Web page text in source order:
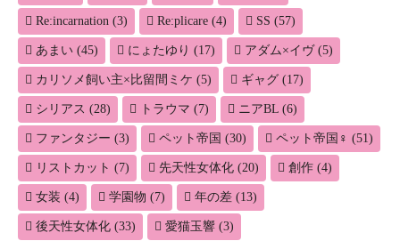
Re:incarnation (3) Re:plicare (4) SS (57)
あまい (45) にょたゆり (17) アダム×イヴ(5)
カリソメ飼い主×比留間ミケ (5) ギャグ (17)
シリアス (28) トラウマ (7) ニアBL (6)
ファンタジー (3) ペット帝国 (30) ペット帝国♀ (51)
リストカット (7) 先天性女体化 (20) 創作 (4)
女装 (4) 学園物 (7) 年の差 (13)
後天性女体化 (33) 愛猫玉響 (3)